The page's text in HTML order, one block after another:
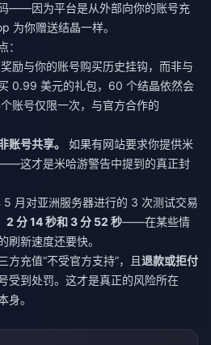
——因为平台是从外部向你的账号充
为你赠送结晶一样。
：
励与你的账号购买历史挂钩，而非与
0.99 美元的礼包，60 个结晶依然会
账号仅限一次，与官方合作的
账号共享。
如果有网站要求你提供米
这才是米哈游警告中提到的真正封
月对亚洲服务器进行的 3 次测试交易
2 分 14 秒和 3 分 52 秒——在某些情
刷新速度还要快。
方充值“不受官方支持”，且退款或拒付
受到处罚。这才是真正的风险所在
。